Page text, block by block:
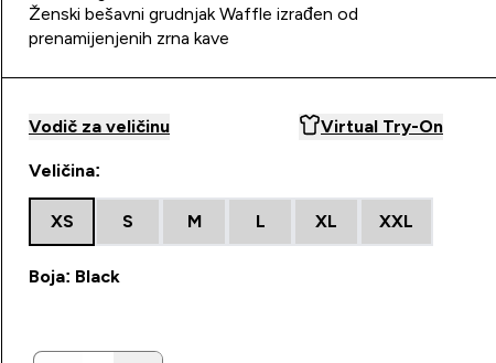
Ženski bešavni grudnjak Waffle izrađen od
prenamijenjenih zrna kave
Vodič za veličinu Virtual Try-On
Veličina:
XS S M L XL XXL
Boja: Black